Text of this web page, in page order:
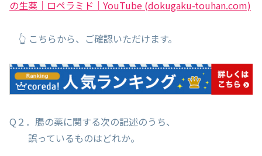
の生薬｜ロペラミド｜YouTube (dokugaku-touhan.com)
👆 こちらから、ご確認いただけます。
Q２．腸の薬に関する次の記述のうち、
誤っているものはどれか。